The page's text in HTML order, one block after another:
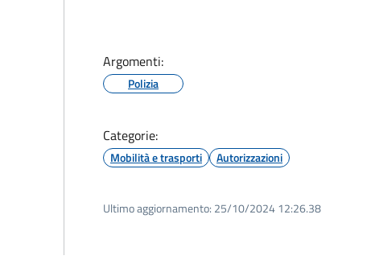
Argomenti:
Polizia
Categorie:
Mobilità e trasporti Autorizzazioni
Ultimo aggiornamento: 25/10/2024 12:26.38